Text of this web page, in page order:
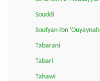
Souddi
Soufyan Ibn 'Ouyaynah
Tabarani
Tabari
Tahawi